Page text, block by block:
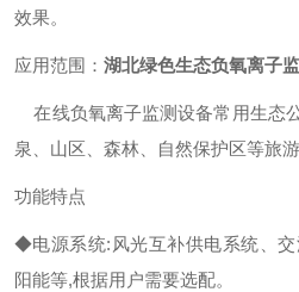
效果。
应用范围： 湖北绿色生态负氧离子
在线负氧离子监测设备常用生态
泉、山区、森林、自然保护区等旅游
功能特点
◆电源系统:风光互补供电系统、交
阳能等,根据用户需要选配。